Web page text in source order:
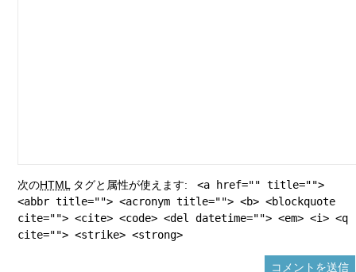
次のHTML タグと属性が使えます:
<a href="" title="">
<abbr title=""> <acronym title=""> <b> <blockquote
cite=""> <cite> <code> <del datetime=""> <em> <i> <q
cite=""> <strike> <strong>